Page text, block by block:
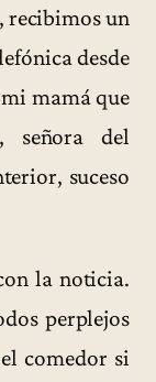
recibimos un
desde
mamá que
señora del
suceso
la noticia.
perplejos
comedor si